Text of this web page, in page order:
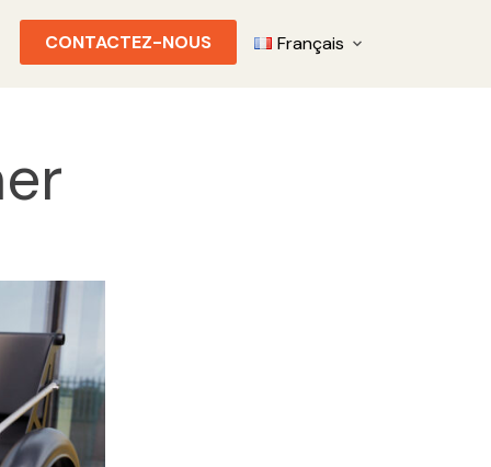
CONTACTEZ-NOUS Français